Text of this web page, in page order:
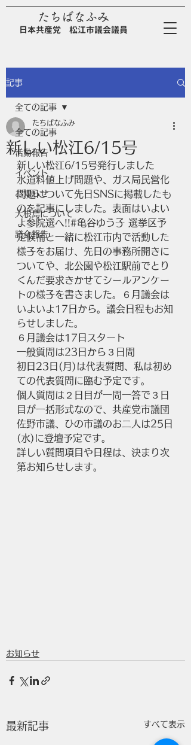
たちばなふみ
日本共産党 松江市議会議員
記事
全ての記事
活動報告
イベント
お知らせ
大根島について
議会報告
全ての記事
新しい松江6/15号
たちばなふみ
新しい松江6/15号発行しました
水道料値上げ問題や、ガス局民営化
問題について先日SNSに掲載したも
のを記事にしました。表面はいよい
よ参院選へ!!#亀谷ゆう子 選挙区予
定候補と一緒に松江市内で活動した
様子をお届け、先日の事務所開きに
ついてや、北公園や松江駅前でとり
くんだ要求きかせてシールアンケー
トの様子を書きました。６月議会は
いよいよ17日から。議会日程もお知
らせしました。
６月議会は17日スタート
一般質問は23日から３日間
初日23日(月)は代表質問、私は初め
ての代表質問に臨む予定です。
個人質問は２日目が一問一答で３日
目が一括形式なので、共産党市議団
佐野市議、ひの市議のお二人は25日
(水)に登壇予定です。
詳しい質問項目や日程は、決まり次
第お知らせします。
お知らせ
最新記事 すべて表示